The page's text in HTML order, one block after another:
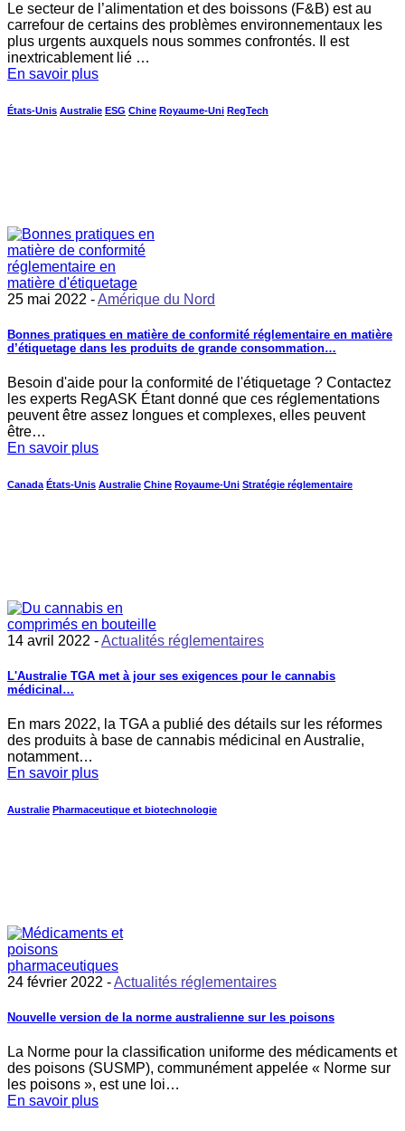
Le secteur de l’alimentation et des boissons (F&B) est au
carrefour de certains des problèmes environnementaux les
plus urgents auxquels nous sommes confrontés. Il est
inextricablement lié …
En savoir plus
États-Unis Australie ESG Chine Royaume-Uni RegTech
25 mai 2022 -Amérique du Nord
Bonnes pratiques en matière de conformité réglementaire en matière
d’étiquetage dans les produits de grande consommation…
Besoin d'aide pour la conformité de l'étiquetage ? Contactez
les experts RegASK Étant donné que ces réglementations
peuvent être assez longues et complexes, elles peuvent
être…
En savoir plus
Canada États-Unis Australie Chine Royaume-Uni Stratégie réglementaire
14 avril 2022 -Actualités réglementaires
L'Australie TGA met à jour ses exigences pour le cannabis
médicinal…
En mars 2022, la TGA a publié des détails sur les réformes
des produits à base de cannabis médicinal en Australie,
notamment…
En savoir plus
Australie Pharmaceutique et biotechnologie
24 février 2022 -Actualités réglementaires
Nouvelle version de la norme australienne sur les poisons
La Norme pour la classification uniforme des médicaments et
des poisons (SUSMP), communément appelée « Norme sur
les poisons », est une loi…
En savoir plus